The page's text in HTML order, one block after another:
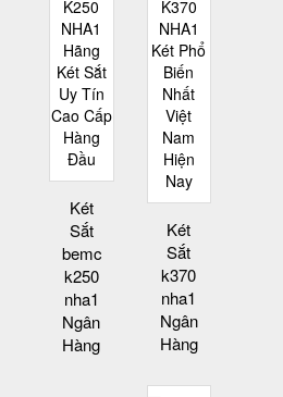
Két
Sắt
bemc
k250
nha1
Ngân
Hàng
Két
Sắt
k370
nha1
Ngân
Hàng